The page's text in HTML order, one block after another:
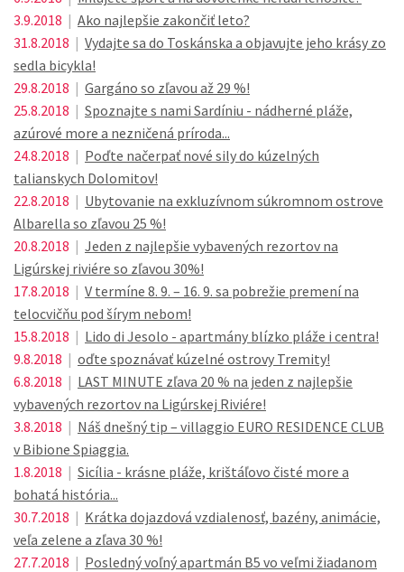
3.9.2018 | Ako najlepšie zakončiť leto?
31.8.2018 | Vydajte sa do Toskánska a objavujte jeho krásy zo
sedla bicykla!
29.8.2018 | Gargáno so zľavou až 29 %!
25.8.2018 | Spoznajte s nami Sardíniu - nádherné pláže,
azúrové more a nezničená príroda...
24.8.2018 | Poďte načerpať nové sily do kúzelných
talianskych Dolomitov!
22.8.2018 | Ubytovanie na exkluzívnom súkromnom ostrove
Albarella so zľavou 25 %!
20.8.2018 | Jeden z najlepšie vybavených rezortov na
Ligúrskej riviére so zľavou 30%!
17.8.2018 | V termíne 8. 9. – 16. 9. sa pobrežie premení na
telocvičňu pod šírym nebom!
15.8.2018 | Lido di Jesolo - apartmány blízko pláže i centra!
9.8.2018 | oďte spoznávať kúzelné ostrovy Tremity!
6.8.2018 | LAST MINUTE zľava 20 % na jeden z najlepšie
vybavených rezortov na Ligúrskej Riviére!
3.8.2018 | Náš dnešný tip – villaggio EURO RESIDENCE CLUB
v Bibione Spiaggia.
1.8.2018 | Sicília - krásne pláže, krištáľovo čisté more a
bohatá história...
30.7.2018 | Krátka dojazdová vzdialenosť, bazény, animácie,
veľa zelene a zľava 30 %!
27.7.2018 | Posledný voľný apartmán B5 vo veľmi žiadanom